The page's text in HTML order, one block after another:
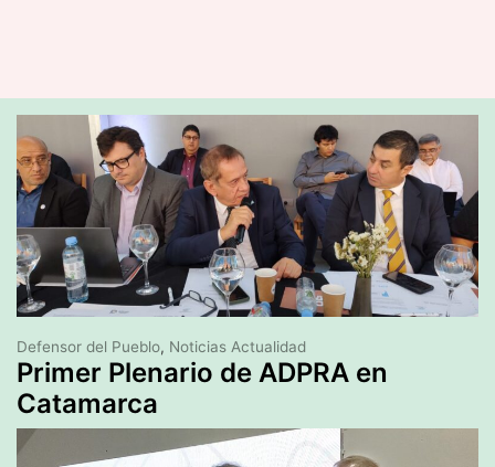
Primer Plenario de ADPRA en
Catamarca
Defensor del Pueblo, Noticias Actualidad